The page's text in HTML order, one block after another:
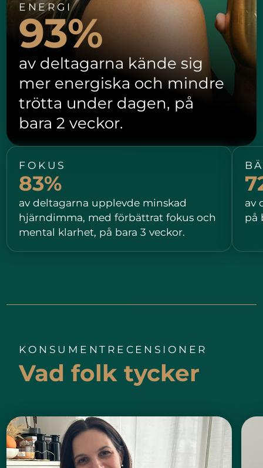
ENERGI
93%
av deltagarna kände sig
mer energiska och mindre
trötta under dagen, på
bara 2 veckor.
FOKUS
83%
av deltagarna upplevde minskad
hjärndimma, med förbättrat fokus och
mental klarhet, på bara 3 veckor.
av
på
KONSUMENTRECENSIONER
Vad folk tycker